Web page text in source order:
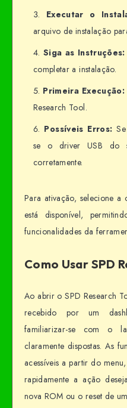
Executar o
arquivo de instalação
Siga as Instruções:
completar a instalação.
Primeira Execução:
Research Tool.
Possíveis Erros:
se o driver USB do
corretamente.
Para ativação, selecione
está disponível,
funcionalidades da
Como Usar SPD
Ao abrir o SPD Research
recebido por um
familiarizar-se com o
claramente dispostas. As
acessíveis a partir do
rapidamente a ação
nova ROM ou o reset de